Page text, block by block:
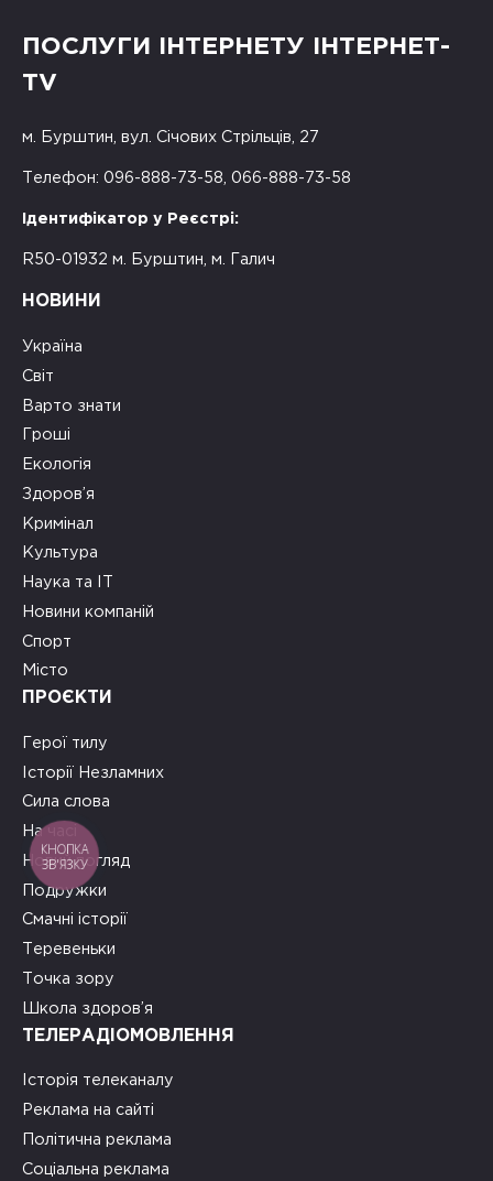
ПОСЛУГИ ІНТЕРНЕТУ ІНТЕРНЕТ-
TV
м. Бурштин, вул. Січових Стрільців, 27
Телефон: 096-888-73-58, 066-888-73-58
Ідентифікатор у Реєстрі:
R50-01932 м. Бурштин, м. Галич
НОВИНИ
Україна
Світ
Варто знати
Гроші
Екологія
Здоров’я
Кримінал
Культура
Наука та ІТ
Новини компаній
Спорт
Місто
ПРОЄКТИ
Герої тилу
Історії Незламних
Сила слова
На часі
Новий погляд
Подружки
Смачні історії
Теревеньки
Точка зору
Школа здоров’я
ТЕЛЕРАДІОМОВЛЕННЯ
Історія телеканалу
Реклама на сайті
Політична реклама
Соціальна реклама
КНОПКА
ЗВ'ЯЗКУ